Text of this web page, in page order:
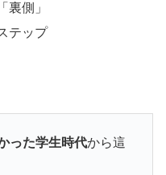
裏側」
テップ
った学生時代から這